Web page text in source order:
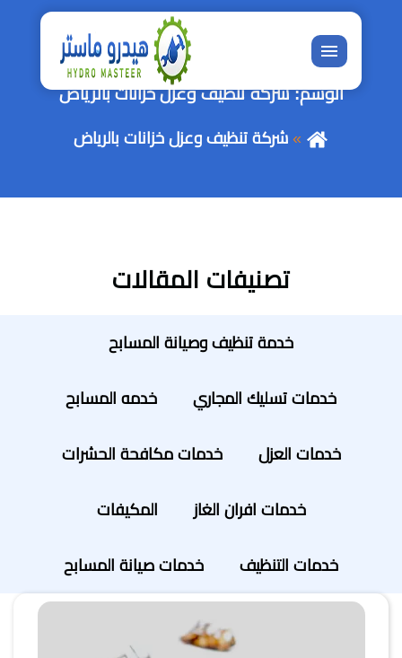
القائمة
الوسم:شركة تنظيف وعزل خزانات بالرياض
شركة تنظيف وعزل خزانات بالرياض
تصنيفات المقالات
خدمة تنظيف وصيانة المسابح
خدمات تسليك المجاري خدمه المسابح
خدمات العزل خدمات مكافحة الحشرات
خدمات افران الغاز المكيفات
خدمات التنظيف خدمات صيانة المسابح